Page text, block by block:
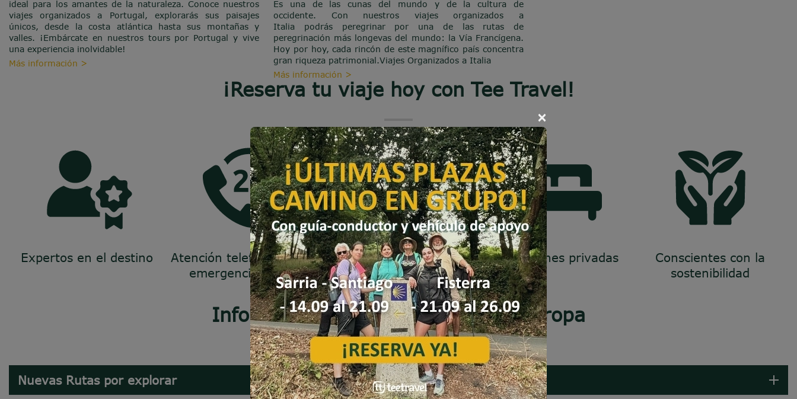
ideal para los amantes de la naturaleza. Conoce nuestros
viajes organizados a Portugal, explorarás sus paisajes
únicos, desde la costa atlántica hasta sus montañas y
valles. ¡Embárcate en nuestros tours por Portugal y vive
una experiencia inolvidable!
Más información >
Es una de las cunas del mundo y de la cultura de
occidente. Con nuestros viajes organizados a
Italia podrás peregrinar por una de las rutas de
peregrinación más longevas del mundo: la Vía Francígena.
Hoy por hoy, cada rincón de este magnífico país concentra
gran riqueza patrimonial.Viajes Organizados a Italia
Más información >
¡Reserva tu viaje hoy con Tee Travel!
Expertos en el destino
Atención telefónica para
emergencias 24/7
Itinerarios flexibles Habitaciones privadas
Conscientes con la
sostenibilidad
Información de Senderismo por Europa
Nuevas Rutas por explorar
×